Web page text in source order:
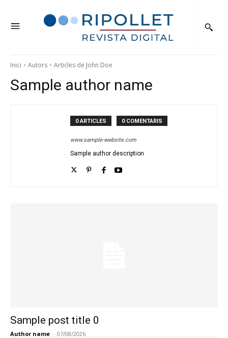
Inici Autors Articles de John Doe
Sample author name
0 ARTICLES 0 COMENTARIS
www.sample-website.com
Sample author description
Sample post title 0
Author name - 07/08/2026